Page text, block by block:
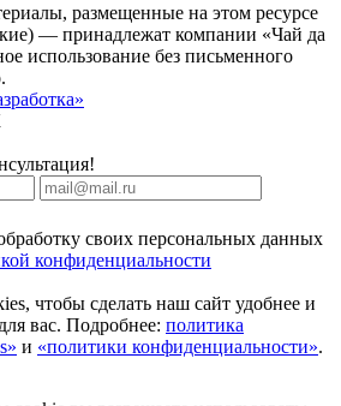
размещенные на этом ресурсе
— принадлежат компании «Чай да
использование без письменного
своих персональных данных
конфиденциальности
чтобы сделать наш сайт удобнее и
вас. Подробнее: политика
и «политики конфиденциальности».